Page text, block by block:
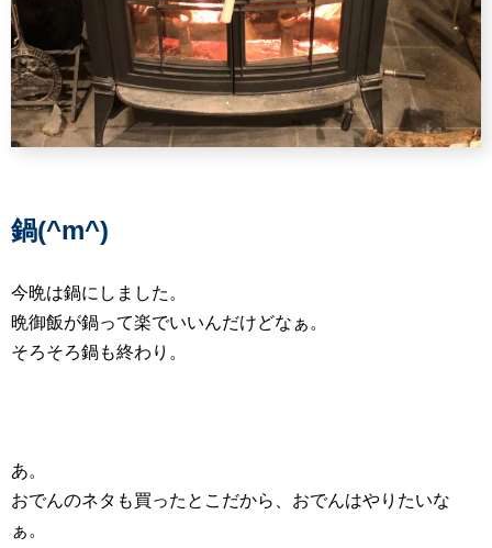
鍋(^m^)
今晩は鍋にしました。
晩御飯が鍋って楽でいいんだけどなぁ。
そろそろ鍋も終わり。
あ。
おでんのネタも買ったとこだから、おでんはやりたいな
ぁ。